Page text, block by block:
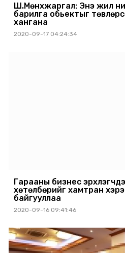
Ш.Мөнхжаргал: Энэ жил
барилга обьектыг
хангана
2020-09-17 04:24:34
Гарааны бизнес
хөтөлбөрийг хамтран
байгууллаа
2020-09-16 09:41:46